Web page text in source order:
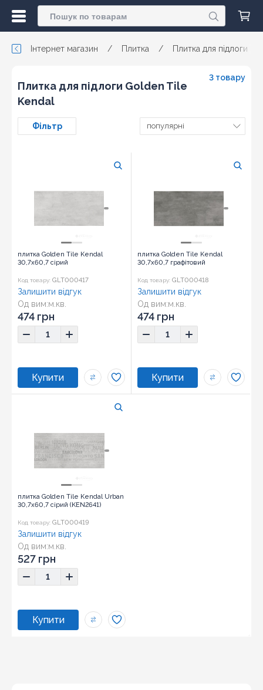
Інтернет магазин / Плитка / Плитка для підлоги
Плитка для підлоги Golden Tile
Kendal
3 товару
Фільтр популярні
плитка Golden Tile Kendal
30,7x60,7 сірий
Код товару: GLT000417
Од вим:м.кв.
Розмір:30,7x60,7
Залишити відгук
474 грн
плитка Golden Tile Kendal
30,7x60,7 графітовий
Код товару: GLT000418
Од вим:м.кв.
Залишити відгук
474 грн
плитка Golden Tile Kendal Urban
30,7x60,7 сірий (KEN2641)
Код товару: GLT000419
Од вим:м.кв.
Залишити відгук
527 грн